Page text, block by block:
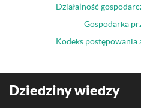
Działalność
Gospodarka
Kodeks postępowania
Dziedziny wiedzy